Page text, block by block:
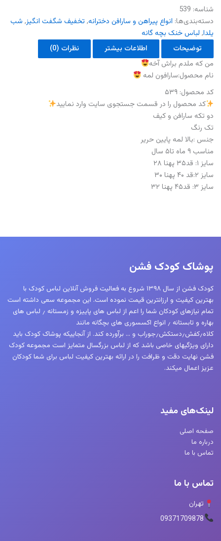
شناسه: 539
دسته‌بندی‌ها: انواع پیراهن و سارافن دخترانه, تخفیف شگفت انگیز, شب
یلدا, لباس خنک بچه گانه
توضیحات
اطلاعات بیشتر
نظرات (0)
من که ملدم براش آخه
نام محصول:سارافون لمه
کد محصول: ۵۳۹
کد محصول را در قسمت جستجوی سایت وارد نمایید
دو تکه سارافن و کیف
تک رنگ
جنس :بالا لمه پایین حریر
مناسب ۹ ماه تا۵ سال
سایز ۱: قد۳۵ پهنا ۲۸
سایز ۲:قد ۴۰ پهنا ۳۰
سایز ۳: قد۴۵ پهنا ۳۲
پوشاک کودک فشن
کودک فشن از سال ۱۳۹۸ شروع به فعالیت فروش آنلاین لباس کودک با
بهترین کیفیت و ارزانترین قیمت نموده است. این مجموعه سعی داشته است
تمام نیازهای کودکان شما را اعم از لباس های پاییزه و زمستانه ٫ لباس های
بهاره و تابستانه ٫ انواع اکسسوری های بچگانه مانند
کلاه٫کفش٫دستکش٫جوراب و … برآورده کند. از آنجاییکه پوشاک کودک باید
دارای ویژگیهای خاصی باشد که از لباس بزرگسال متمایز است مجموعه کودک
فشن نهایت دقت و ظرافت را در ارائه بهترین کیفیت لباس برای شما کودکان
عزیز اعمال میکند.
لینک‌های مفید
صفحه اصلی
درباره ما
تماس با ما
تماس با ما
تهران
09371709878